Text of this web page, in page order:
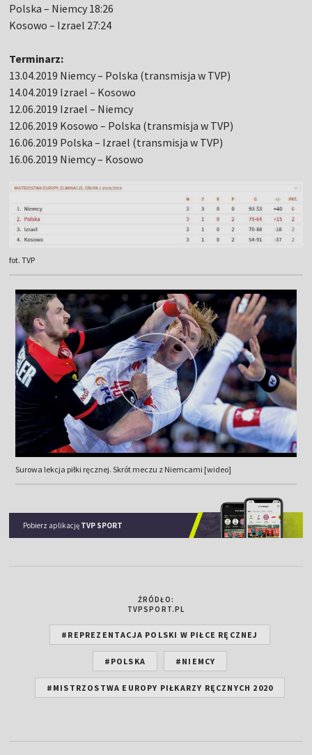
Polska – Niemcy 18:26
Kosowo – Izrael 27:24
Terminarz:
13.04.2019 Niemcy – Polska (transmisja w TVP)
14.04.2019 Izrael – Kosowo
12.06.2019 Izrael – Niemcy
12.06.2019 Kosowo – Polska (transmisja w TVP)
16.06.2019 Polska – Izrael (transmisja w TVP)
16.06.2019 Niemcy – Kosowo
fot. TVP
Surowa lekcja piłki ręcznej. Skrót meczu z Niemcami [wideo]
Pobierz aplikację TVP SPORT
ŹRÓDŁO:
TVPSPORT.PL
#REPREZENTACJA POLSKI W PIŁCE RĘCZNEJ
#POLSKA #NIEMCY
#MISTRZOSTWA EUROPY PIŁKARZY RĘCZNYCH 2020